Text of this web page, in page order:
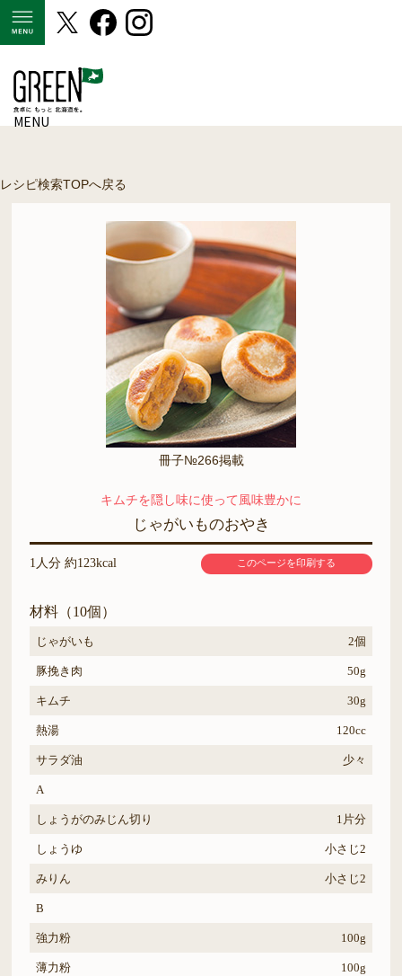
MENU
レシピ検索TOPへ戻る
冊子№266掲載
キムチを隠し味に使って風味豊かに
じゃがいものおやき
1人分 約123kcal このページを印刷する
材料（10個）
じゃがいも 2個
豚挽き肉 50g
キムチ 30g
熱湯 120cc
サラダ油 少々
A
しょうがのみじん切り 1片分
しょうゆ 小さじ2
みりん 小さじ2
B
強力粉 100g
薄力粉 100g